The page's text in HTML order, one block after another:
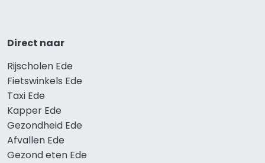
Direct naar
Rijscholen Ede
Fietswinkels Ede
Taxi Ede
Kapper Ede
Gezondheid Ede
Afvallen Ede
Gezond eten Ede